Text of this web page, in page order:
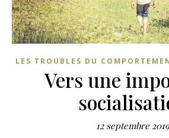
LES TROUBLES DU
Vers une
12 septembre 2019